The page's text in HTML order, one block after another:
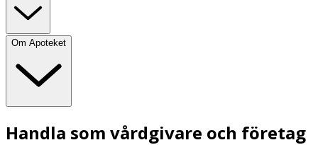
Om Apoteket
Handla som vårdgivare och företag